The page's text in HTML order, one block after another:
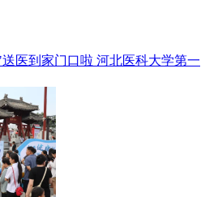
医到家门口啦 河北医科大学第一